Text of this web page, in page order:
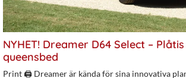
NYHET! Dreamer D64 Select –
queensbed
Print 🖨 Dreamer är kända för sina innovativa